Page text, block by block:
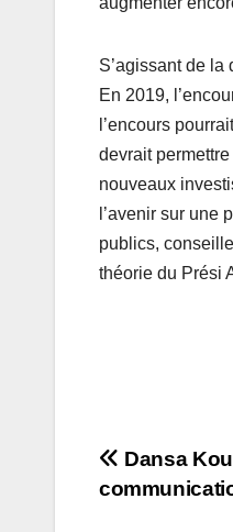
S’agissant de
En 2019,
l’encours
devrait
nouveaux
l’avenir sur une
publics,
théorie du Prési
Dansa